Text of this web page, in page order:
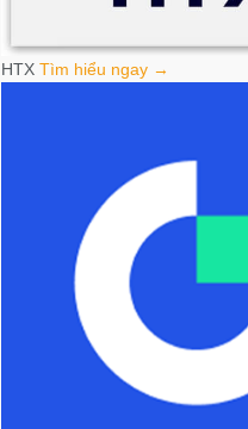
HTX Tìm hiểu ngay →